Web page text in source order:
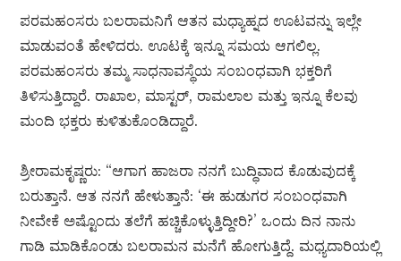
ಪರಮಹಂಸರು ಬಲರಾಮನಿಗೆ ಆತನ ಮಧ್ಯಾಹ್ನದ ಊಟವನ್ನು ಇಲ್ಲೇ
ಮಾಡುವಂತೆ ಹೇಳಿದರು. ಊಟಕ್ಕೆ ಇನ್ನೂ ಸಮಯ ಆಗಲಿಲ್ಲ.
ಪರಮಹಂಸರು ತಮ್ಮ ಸಾಧನಾವಸ್ಥೆಯ ಸಂಬಂಧವಾಗಿ ಭಕ್ತರಿಗೆ
ತಿಳಿಸುತ್ತಿದ್ದಾರೆ. ರಾಖಾಲ, ಮಾಸ್ಟರ್, ರಾಮಲಾಲ ಮತ್ತು ಇನ್ನೂ ಕೆಲವು
ಮಂದಿ ಭಕ್ತರು ಕುಳಿತುಕೊಂಡಿದ್ದಾರೆ.
ಶ್ರೀರಾಮಕೃಷ್ಣರು: “ಆಗಾಗ ಹಾಜರಾ ನನಗೆ ಬುದ್ಧಿವಾದ ಕೊಡುವುದಕ್ಕೆ
ಬರುತ್ತಾನೆ. ಆತ ನನಗೆ ಹೇಳುತ್ತಾನೆ: ‘ಈ ಹುಡುಗರ ಸಂಬಂಧವಾಗಿ
ನೀವೇಕೆ ಅಷ್ಟೊಂದು ತಲೆಗೆ ಹಚ್ಚಿಕೊಳ್ಳುತ್ತಿದ್ದೀರಿ?’ ಒಂದು ದಿನ ನಾನು
ಗಾಡಿ ಮಾಡಿಕೊಂಡು ಬಲರಾಮನ ಮನೆಗೆ ಹೋಗುತ್ತಿದ್ದೆ. ಮಧ್ಯದಾರಿಯಲ್ಲಿ